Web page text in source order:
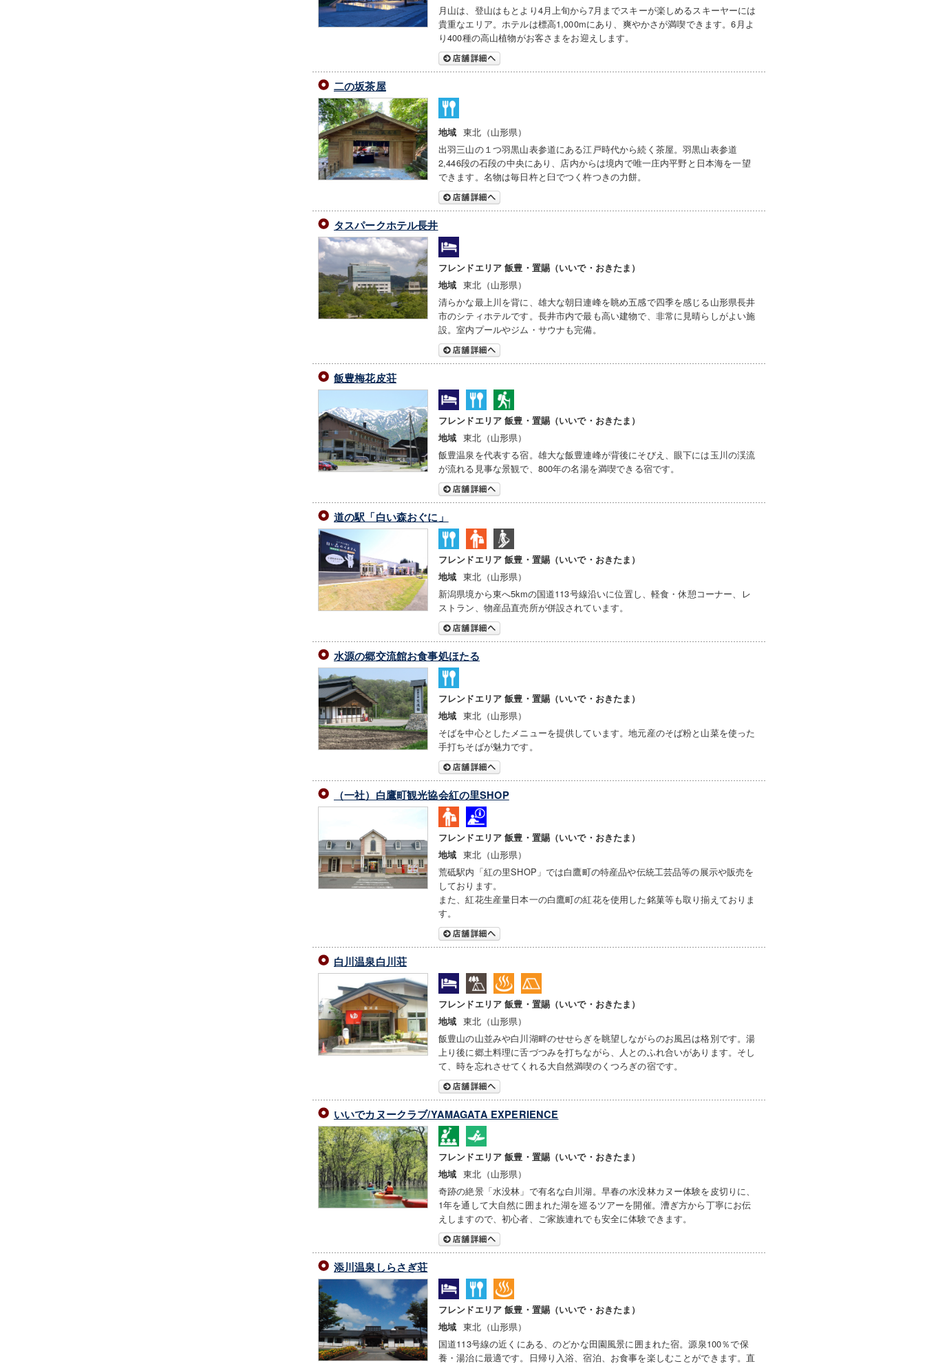
月山は、登山はもとより4月上旬から7月までスキーが楽しめるスキーヤーには
貴重なエリア。ホテルは標高1,000mにあり、爽やかさが満喫できます。6月よ
り400種の高山植物がお客さまをお迎えします。
二の坂茶屋
地域 東北（山形県）
出羽三山の１つ羽黒山表参道にある江戸時代から続く茶屋。羽黒山表参道
2,446段の石段の中央にあり、店内からは境内で唯一庄内平野と日本海を一望
できます。名物は毎日杵と臼でつく杵つきの力餅。
タスパークホテル長井
フレンドエリア 飯豊・置賜（いいで・おきたま）
地域 東北（山形県）
清らかな最上川を背に、雄大な朝日連峰を眺め五感で四季を感じる山形県長井
市のシティホテルです。長井市内で最も高い建物で、非常に見晴らしがよい施
設。室内プールやジム・サウナも完備。
飯豊梅花皮荘
フレンドエリア 飯豊・置賜（いいで・おきたま）
地域 東北（山形県）
飯豊温泉を代表する宿。雄大な飯豊連峰が背後にそびえ、眼下には玉川の渓流
が流れる見事な景観で、800年の名湯を満喫できる宿です。
道の駅「白い森おぐに」
フレンドエリア 飯豊・置賜（いいで・おきたま）
地域 東北（山形県）
新潟県境から東へ5kmの国道113号線沿いに位置し、軽食・休憩コーナー、レ
ストラン、物産品直売所が併設されています。
水源の郷交流館お食事処ほたる
フレンドエリア 飯豊・置賜（いいで・おきたま）
地域 東北（山形県）
そばを中心としたメニューを提供しています。地元産のそば粉と山菜を使った
手打ちそばが魅力です。
（一社）白鷹町観光協会紅の里SHOP
フレンドエリア 飯豊・置賜（いいで・おきたま）
地域 東北（山形県）
荒砥駅内「紅の里SHOP」では白鷹町の特産品や伝統工芸品等の展示や販売を
しております。
また、紅花生産量日本一の白鷹町の紅花を使用した銘菓等も取り揃えておりま
す。
白川温泉白川荘
フレンドエリア 飯豊・置賜（いいで・おきたま）
地域 東北（山形県）
飯豊山の山並みや白川湖畔のせせらぎを眺望しながらのお風呂は格別です。湯
上り後に郷土料理に舌づつみを打ちながら、人とのふれ合いがあります。そし
て、時を忘れさせてくれる大自然満喫のくつろぎの宿です。
いいでカヌークラブ/YAMAGATA EXPERIENCE
フレンドエリア 飯豊・置賜（いいで・おきたま）
地域 東北（山形県）
奇跡の絶景「水没林」で有名な白川湖。早春の水没林カヌー体験を皮切りに、
1年を通して大自然に囲まれた湖を巡るツアーを開催。漕ぎ方から丁寧にお伝
えしますので、初心者、ご家族連れでも安全に体験できます。
添川温泉しらさぎ荘
フレンドエリア 飯豊・置賜（いいで・おきたま）
地域 東北（山形県）
国道113号線の近くにある、のどかな田園風景に囲まれた宿。源泉100％で保
養・湯治に最適です。日帰り入浴、宿泊、お食事を楽しむことができます。直